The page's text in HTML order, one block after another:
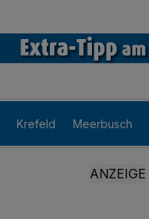
Krefeld Meerbusch